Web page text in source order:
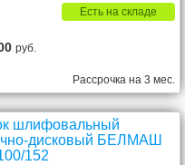
Есть на складе
руб.
Рассрочка на 3 мес.
шлифовальный
дисковый БЕЛМАШ
152